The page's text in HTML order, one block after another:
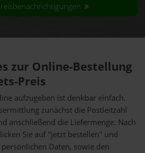
zur Online-Bestellung
Preis
aufzugeben ist denkbar einfach.
zunächst die Postleitzahl
anschließend die Liefermenge. Nach
Sie auf "jetzt bestellen" und
Daten, sowie den